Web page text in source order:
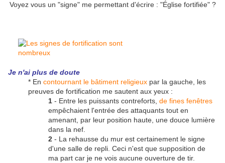
Voyez vous un "signe" me permettant d'écrire : "Église fortifiée" ?
Je n'ai plus de doute
* En contournant le bâtiment religieux par la gauche, les
preuves de fortification me sautent aux yeux :
1 - Entre les puissants contreforts, de fines fenêtres
empêchaient l'entrée des attaquants tout en
amenant, par leur position haute, une douce lumière
dans la nef.
2 - La rehausse du mur est certainement le signe
d'une salle de repli. Ceci n'est que supposition de
ma part car je ne vois aucune ouverture de tir.